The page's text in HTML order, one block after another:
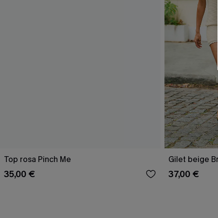
Top rosa Pinch Me
35,00 €
Gilet beige
37,00 €